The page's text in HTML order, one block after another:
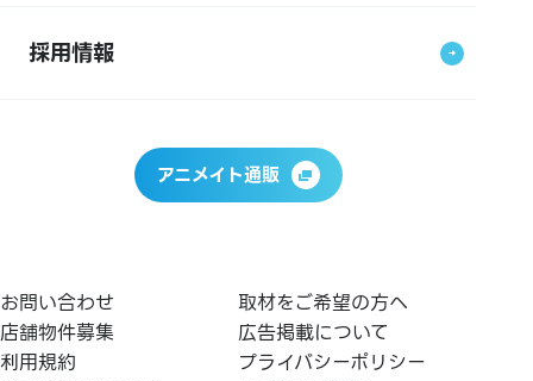
採用情報
アニメイト通販
お問い合わせ
取材をご希望の方へ
店舗物件募集
広告掲載について
利用規約
プライバシーポリシー